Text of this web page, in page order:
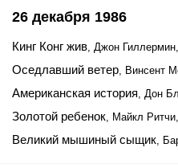
26 декабря 1986
Кинг Конг жив, Джон
Оседлавший ветер, Винсент
Американская история, Дон
Золотой ребенок, Майкл
Великий мышиный сыщик,